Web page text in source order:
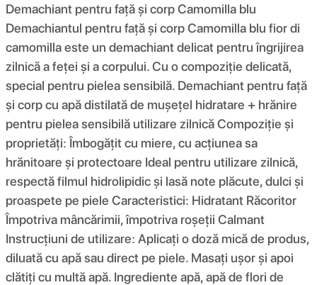
Demachiant pentru față și corp Camomilla blu
Demachiantul pentru față și corp Camomilla blu fior di
camomilla este un demachiant delicat pentru îngrijirea
zilnică a feței și a corpului. Cu o compoziție delicată,
special pentru pielea sensibilă. Demachiant pentru față
și corp cu apă distilată de mușețel hidratare + hrănire
pentru pielea sensibilă utilizare zilnică Compoziție și
proprietăți: Îmbogățit cu miere, cu acțiunea sa
hrănitoare și protectoare Ideal pentru utilizare zilnică,
respectă filmul hidrolipidic și lasă note plăcute, dulci și
proaspete pe piele Caracteristici: Hidratant Răcoritor
Împotriva mâncărimii, împotriva roșeții Calmant
Instrucțiuni de utilizare: Aplicați o doză mică de produs,
diluată cu apă sau direct pe piele. Masați ușor și apoi
clătiți cu multă apă. Ingrediente apă, apă de flori de